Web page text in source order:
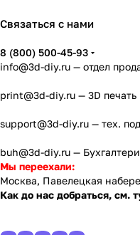
Связаться с нами
8 (800) 500-45-93
info@3d-diy.ru — отдел
print@3d-diy.ru — 3D печать
support@3d-diy.ru — тех.
buh@3d-diy.ru —
Мы переехали:
Москва, Павелецкая
Как до нас добраться, см.